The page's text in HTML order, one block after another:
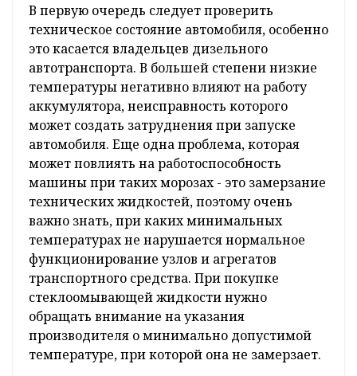
В первую очередь следует проверить
техническое состояние автомобиля, особенно
это касается владельцев дизельного
автотранспорта. В большей степени низкие
температуры негативно влияют на работу
аккумулятора, неисправность которого
может создать затруднения при запуске
автомобиля. Еще одна проблема, которая
может повлиять на работоспособность
машины при таких морозах - это замерзание
технических жидкостей, поэтому очень
важно знать, при каких минимальных
температурах не нарушается нормальное
функционирование узлов и агрегатов
транспортного средства. При покупке
стеклоомывающей жидкости нужно
обращать внимание на указания
производителя о минимально допустимой
температуре, при которой она не замерзает.